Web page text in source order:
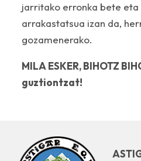
jarritako erronka bete eta
arrakastatsua izan da,
gozamenerako.
MILA ESKER, BIHOTZ
guztiontzat!